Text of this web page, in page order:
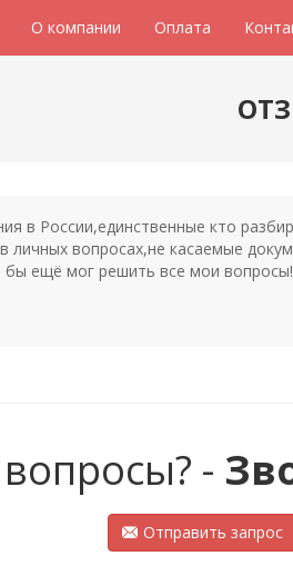
О компании Оплата
в России,единственные кто
личных вопросах,не касаемые
ещё мог решить все мои вопросы!
-
Отправить запрос